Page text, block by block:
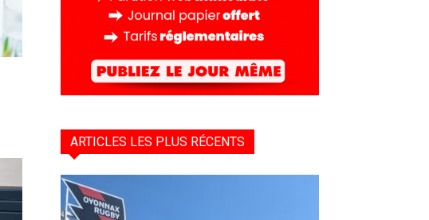
ARTICLES LES PLUS RÉCENTS